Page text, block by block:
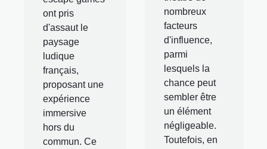
ont pris
d'assaut le
paysage
ludique
français,
proposant une
expérience
immersive
hors du
commun. Ce
nombreux
facteurs
d'influence,
parmi
lesquels la
chance peut
sembler être
un élément
négligeable.
Toutefois, en